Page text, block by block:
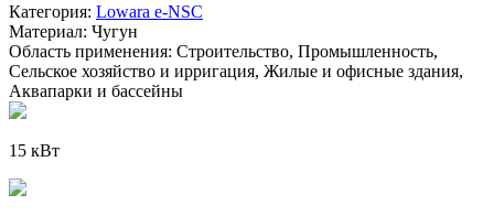
Категория: Lowara e-NSC
Материал: Чугун
Область применения: Строительство, Промышленность,
Сельское хозяйство и ирригация, Жилые и офисные здания,
Аквапарки и бассейны
15 кВт